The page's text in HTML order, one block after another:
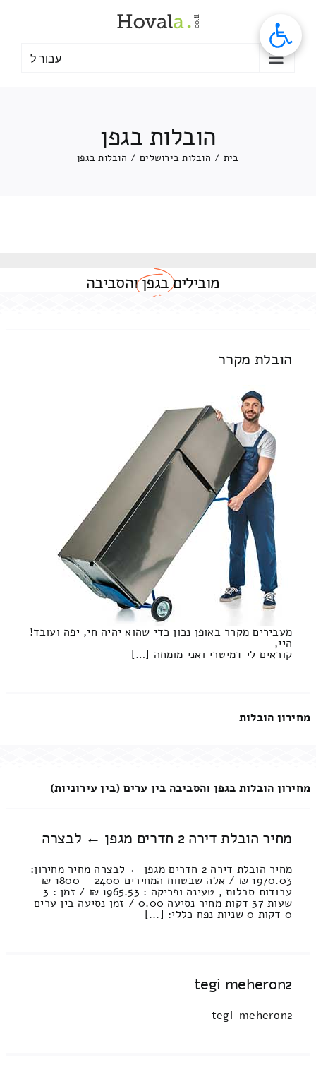
עבור ל
הובלות בגפן
בית / הובלות בירושלים / הובלות בגפן
מוביליםבגפןוהסביבה
הובלת מקרר
מעבירים מקרר באופן נכון כדי שהוא יהיה חי, יפה ועובד!
היי,
קוראים לי דמיטרי ואני מומחה […]
מחירון הובלות
מחירון הובלות בגפן והסביבה בין ערים (בין עירוניות)
מחיר הובלת דירה 2 חדרים מגפן ← לבצרה
מחיר הובלת דירה 2 חדרים מגפן ← לבצרה מחיר מחירון:
1970.03 ₪ / אלה שבטווח המחירים 2400 – 1800 ₪
עבודות סבלות , טעינה ופריקה : 1965.53 ₪ / זמן : 3
שעות 37 דקות מחיר נסיעה 0.00 / זמן נסיעה בין ערים
0 דקות 0 שניות נפח כללי: [...]
tegi meheron2
tegi-meheron2